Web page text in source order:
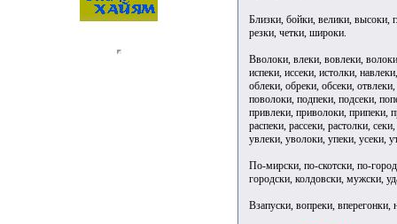
Близки, бойки, велики, высоки,
резки, четки, широки.
Вволоки, влеки, вовлеки,
испеки, иссеки, истолки,
облеки, обреки, обсеки,
поволоки, подпеки, подсеки,
привлеки, приволоки, припеки,
распеки, рассеки, растолки,
увлеки, уволоки, упеки, усеки,
По-мирски, по-скотски, по-
городски, колдовски, мужски,
Взапуски, вопреки, вперегонки,